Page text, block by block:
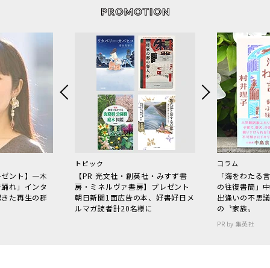
ント】一木
れ」インタ
た再生の群
トピック
【PR 光文社・創英社・みすず書
房・ミネルヴァ書房】プレゼント
朝日新聞1面広告の本、好書好日メ
ルマガ読者計20名様に
コラム
「海をわた
の往復書簡」
出逢いの不思
の〝家族〟
PR by 集英社